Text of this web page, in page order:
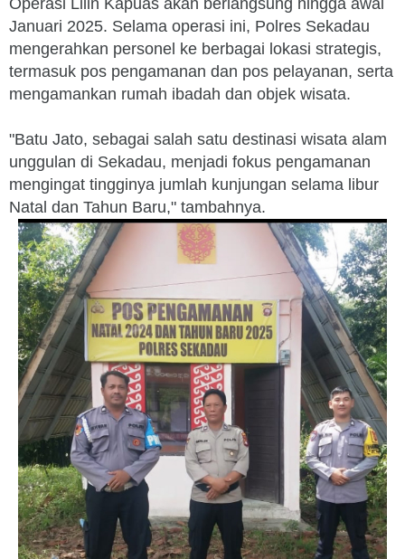
Operasi Lilin Kapuas akan berlangsung hingga awal
Januari 2025. Selama operasi ini, Polres Sekadau
mengerahkan personel ke berbagai lokasi strategis,
termasuk pos pengamanan dan pos pelayanan, serta
mengamankan rumah ibadah dan objek wisata.
"Batu Jato, sebagai salah satu destinasi wisata alam
unggulan di Sekadau, menjadi fokus pengamanan
mengingat tingginya jumlah kunjungan selama libur
Natal dan Tahun Baru," tambahnya.